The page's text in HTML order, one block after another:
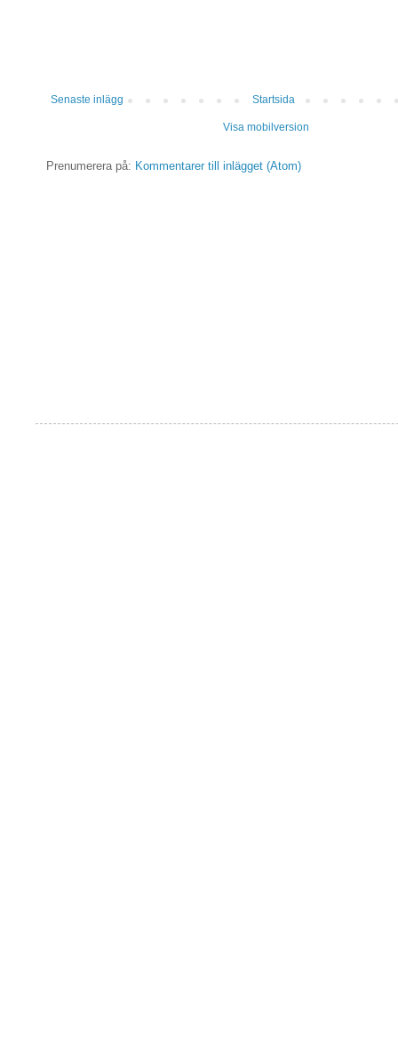
Senaste inlägg Startsida
Visa mobilversion
Prenumerera på: Kommentarer till inlägget (Atom)